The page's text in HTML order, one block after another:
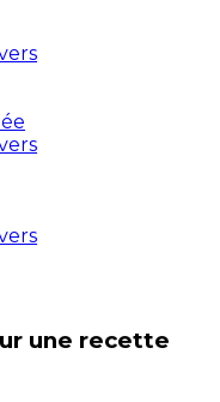
une recette